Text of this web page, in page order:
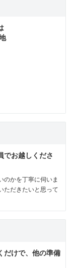
でお越しくださ
のかを丁寧に伺いま
ただきたいと思って
だけで、他の準備